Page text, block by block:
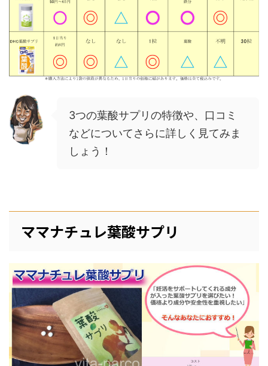
3つの葉酸サプリの特徴や、口コミ
などについてさらに詳しく見てみま
しょう！
ママナチュレ葉酸サプリ